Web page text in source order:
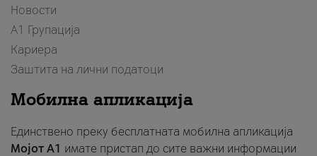
Новости
А1 Групација
Кариера
Заштита на лични податоци
Мобилна апликација
Единствено преку бесплатната мобилна апликација
Мојот A1 имате пристап до сите важни информации